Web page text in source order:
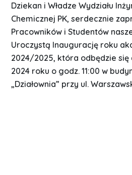
Dziekan i Władze Wydziału
Chemicznej PK, serdecznie
Pracowników i Studentów
Uroczystą Inaugurację roku
2024/2025, która odbędzie się
2024 roku o godz. 11:00 w
„Działownia” przy ul.